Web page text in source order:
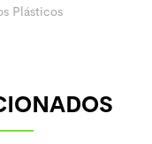
Plásticos